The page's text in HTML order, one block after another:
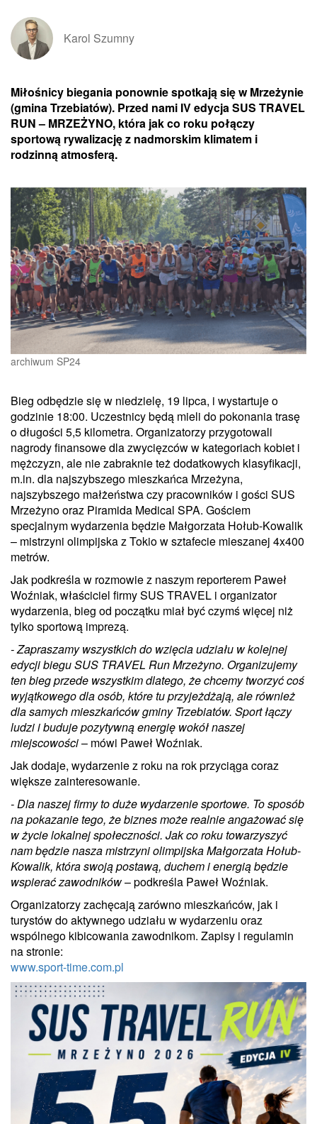
Karol Szumny
Miłośnicy biegania ponownie spotkają się w Mrzeżynie
(gmina Trzebiatów). Przed nami IV edycja SUS TRAVEL
RUN – MRZEŻYNO, która jak co roku połączy
sportową rywalizację z nadmorskim klimatem i
rodzinną atmosferą.
archiwum SP24
Bieg odbędzie się w niedzielę, 19 lipca, i wystartuje o
godzinie 18:00. Uczestnicy będą mieli do pokonania trasę
o długości 5,5 kilometra. Organizatorzy przygotowali
nagrody finansowe dla zwycięzców w kategoriach kobiet i
mężczyzn, ale nie zabraknie też dodatkowych klasyfikacji,
m.in. dla najszybszego mieszkańca Mrzeżyna,
najszybszego małżeństwa czy pracowników i gości SUS
Mrzeżyno oraz Piramida Medical SPA. Gościem
specjalnym wydarzenia będzie Małgorzata Hołub-Kowalik
– mistrzyni olimpijska z Tokio w sztafecie mieszanej 4x400
metrów.
Jak podkreśla w rozmowie z naszym reporterem Paweł
Woźniak, właściciel firmy SUS TRAVEL i organizator
wydarzenia, bieg od początku miał być czymś więcej niż
tylko sportową imprezą.
- Zapraszamy wszystkich do wzięcia udziału w kolejnej
edycji biegu SUS TRAVEL Run Mrzeżyno. Organizujemy
ten bieg przede wszystkim dlatego, że chcemy tworzyć coś
wyjątkowego dla osób, które tu przyjeżdżają, ale również
dla samych mieszkańców gminy Trzebiatów. Sport łączy
ludzi i buduje pozytywną energię wokół naszej
miejscowości– mówi Paweł Woźniak.
Jak dodaje, wydarzenie z roku na rok przyciąga coraz
większe zainteresowanie.
- Dla naszej firmy to duże wydarzenie sportowe. To sposób
na pokazanie tego, że biznes może realnie angażować się
w życie lokalnej społeczności. Jak co roku towarzyszyć
nam będzie nasza mistrzyni olimpijska Małgorzata Hołub-
Kowalik, która swoją postawą, duchem i energią będzie
wspierać zawodników– podkreśla Paweł Woźniak.
Organizatorzy zachęcają zarówno mieszkańców, jak i
turystów do aktywnego udziału w wydarzeniu oraz
wspólnego kibicowania zawodnikom. Zapisy i regulamin
na stronie:
www.sport-time.com.pl